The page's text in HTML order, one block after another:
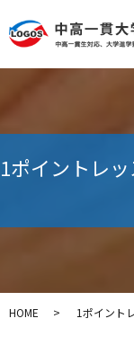
1ポイントレ
HOME 1ポイント